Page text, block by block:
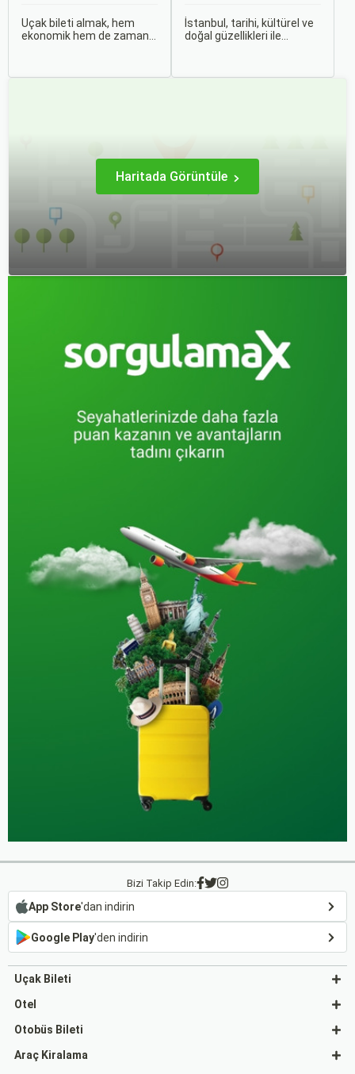
Uçak bileti almak, hem
ekonomik hem de zaman
İstanbul, tarihi, kültürel ve
doğal güzellikleri ile
Haritada Görüntüle
Bizi Takip Edin:
App Store'dan indirin
Google Play'den indirin
Uçak Bileti
Otel
Otobüs Bileti
Araç Kiralama